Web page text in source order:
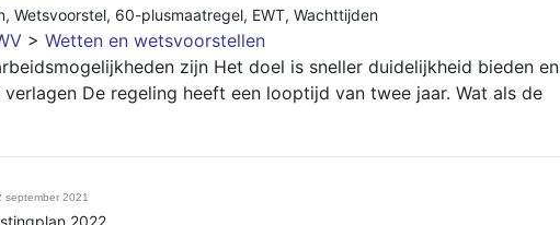
, Wetsvoorstel, 60-plusmaatregel, EWT, Wachttijden
> Wetten en wetsvoorstellen
zijn Het doel is sneller duidelijkheid bieden en
De regeling heeft een looptijd van twee jaar. Wat als de
september 2021
2022